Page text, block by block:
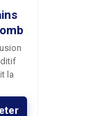
la